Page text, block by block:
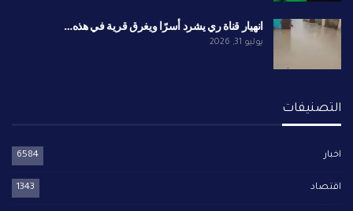
انهيار قناة ري يشرد أسرًا ويغرق قرية في هذه…
يوليو 31, 2026
التصنيفات
اخبار 6584
اقتصاد 1343